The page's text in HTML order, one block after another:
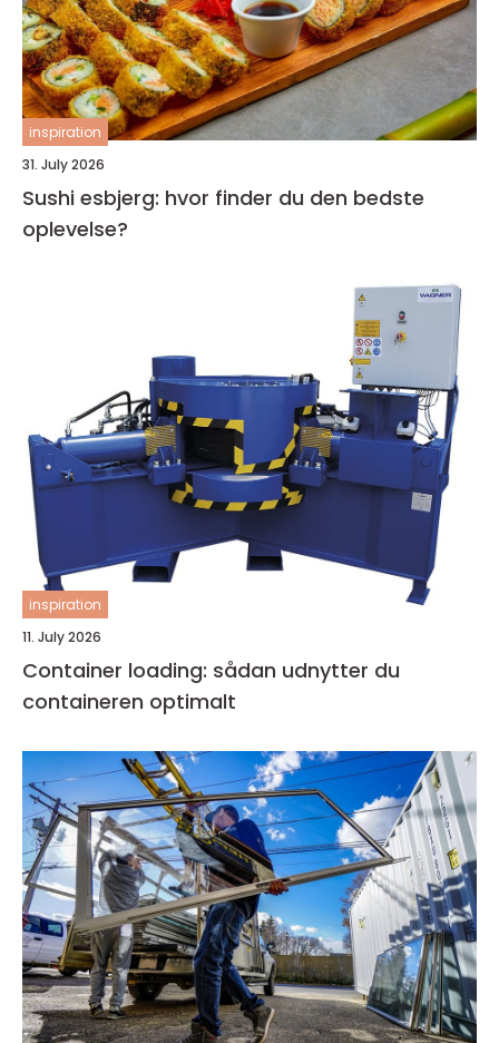
inspiration
31. July 2026
Sushi esbjerg: hvor finder du den bedste
oplevelse?
inspiration
11. July 2026
Container loading: sådan udnytter du
containeren optimalt